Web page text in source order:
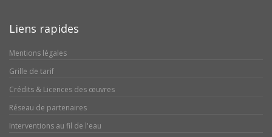
Liens rapides
Mentions légales
Grille de tarif
Crédits & Licences des œuvres
Réseau de partenaires
Interventions au fil de l'eau